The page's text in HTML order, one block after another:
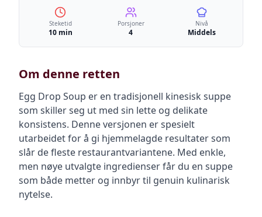
Steketid
10 min
Porsjoner
4
Nivå
Middels
Om denne retten
Egg Drop Soup er en tradisjonell kinesisk suppe
som skiller seg ut med sin lette og delikate
konsistens. Denne versjonen er spesielt
utarbeidet for å gi hjemmelagde resultater som
slår de fleste restaurantvariantene. Med enkle,
men nøye utvalgte ingredienser får du en suppe
som både metter og innbyr til genuin kulinarisk
nytelse.